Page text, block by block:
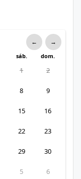
← →
sáb. dom.
1 2
8 9
15 16
22 23
29 30
5 6